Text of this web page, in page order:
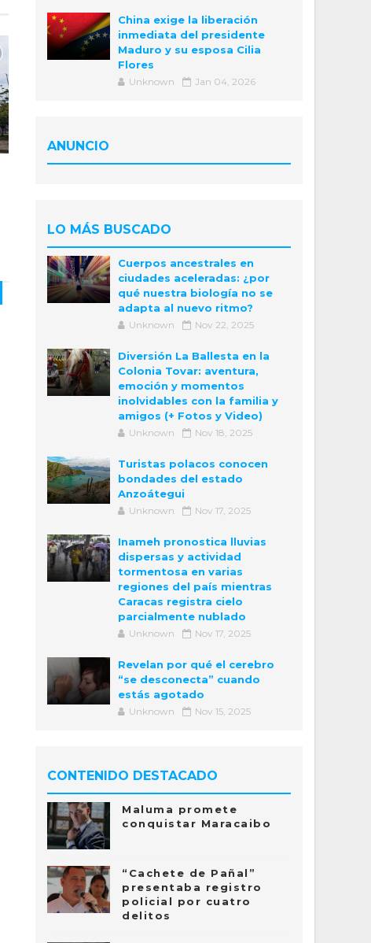
China exige la liberación
inmediata del presidente
Maduro y su esposa Cilia
Flores
Unknown Jan 04, 2026
ANUNCIO
LO MÁS BUSCADO
Cuerpos ancestrales en
ciudades aceleradas: ¿por
qué nuestra biología no se
adapta al nuevo ritmo?
Unknown Nov 22, 2025
Diversión La Ballesta en la
Colonia Tovar: aventura,
emoción y momentos
inolvidables con la familia y
amigos (+ Fotos y Video)
Unknown Nov 18, 2025
Turistas polacos conocen
bondades del estado
Anzoátegui
Unknown Nov 17, 2025
Inameh pronostica lluvias
dispersas y actividad
tormentosa en varias
regiones del país mientras
Caracas registra cielo
parcialmente nublado
Unknown Nov 17, 2025
Revelan por qué el cerebro
“se desconecta” cuando
estás agotado
Unknown Nov 15, 2025
CONTENIDO DESTACADO
Maluma promete
conquistar Maracaibo
“Cachete de Pañal”
presentaba registro
policial por cuatro
delitos